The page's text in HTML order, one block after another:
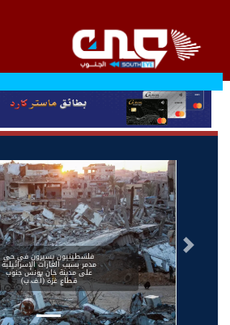
فلسطينيون يسيرون في حي
مدمر بسبب الغارات الإسرائيلية
على مدينة خان يونس جنوب
قطاع غزة (أ.ف.ب)
السابق